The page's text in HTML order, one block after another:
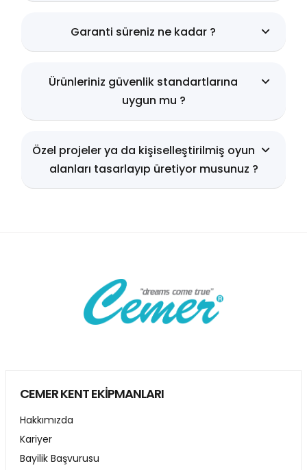
Garanti süreniz ne kadar ?
Ürünleriniz güvenlik standartlarına
uygun mu ?
Özel projeler ya da kişiselleştirilmiş oyun
alanları tasarlayıp üretiyor musunuz ?
CEMER KENT EKİPMANLARI
Hakkımızda
Kariyer
Bayilik Başvurusu